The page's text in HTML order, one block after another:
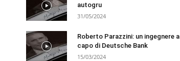
autogru
31/05/2024
Roberto Parazzini: un ingegnere a
capo di Deutsche Bank
15/03/2024